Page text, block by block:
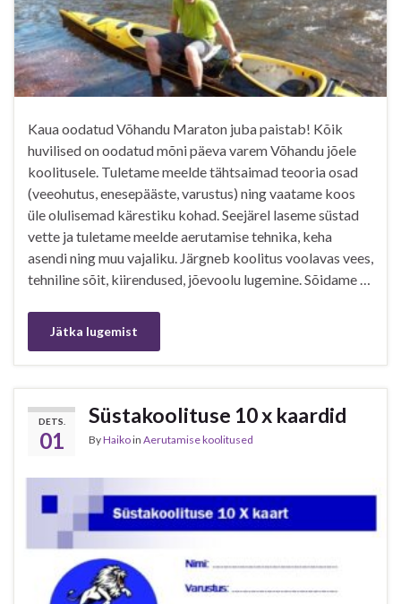
Kaua oodatud Võhandu Maraton juba paistab! Kõik
huvilised on oodatud mõni päeva varem Võhandu jõele
koolitusele. Tuletame meelde tähtsaimad teooria osad
(veeohutus, enesepääste, varustus) ning vaatame koos
üle olulisemad kärestiku kohad. Seejärel laseme süstad
vette ja tuletame meelde aerutamise tehnika, keha
asendi ning muu vajaliku. Järgneb koolitus voolavas vees,
tehniline sõit, kiirendused, jõevoolu lugemine. Sõidame …
Jätka lugemist
DETS.
01
Süstakoolituse 10 x kaardid
ByHaikoin Aerutamise koolitused